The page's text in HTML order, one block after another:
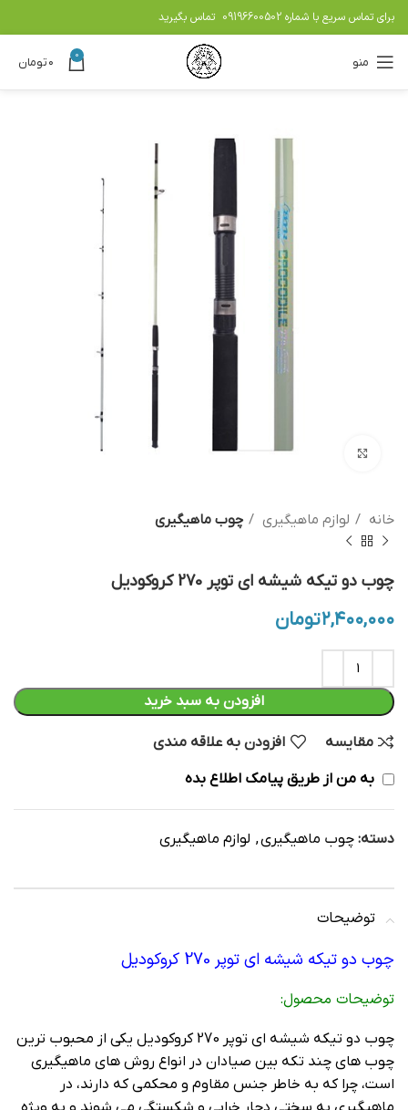
برای تماس سریع با شماره 09196600502 تماس بگیرید
منو 0 ۰تومان
بزرگنمایی تصویر
خانه لوازم ماهیگیری چوب ماهیگیری
چوب دو تیکه شیشه ای توپر 270 کروکودیل
۲,۴۰۰,۰۰۰تومان
افزودن به سبد خرید
مقایسه افزودن به علاقه مندی
به من از طریق پیامک اطلاع بده
دسته: چوب ماهیگیری, لوازم ماهیگیری
توضیحات
چوب دو تیکه شیشه ای توپر 270 کروکودیل
توضیحات محصول:
چوب دو تیکه شیشه ای توپر 270 کروکودیل یکی از محبوب ترین
چوب های چند تکه بین صیادان در انواع روش های ماهیگیری
است، چرا که به خاطر جنس مقاوم و محکمی که دارند، در